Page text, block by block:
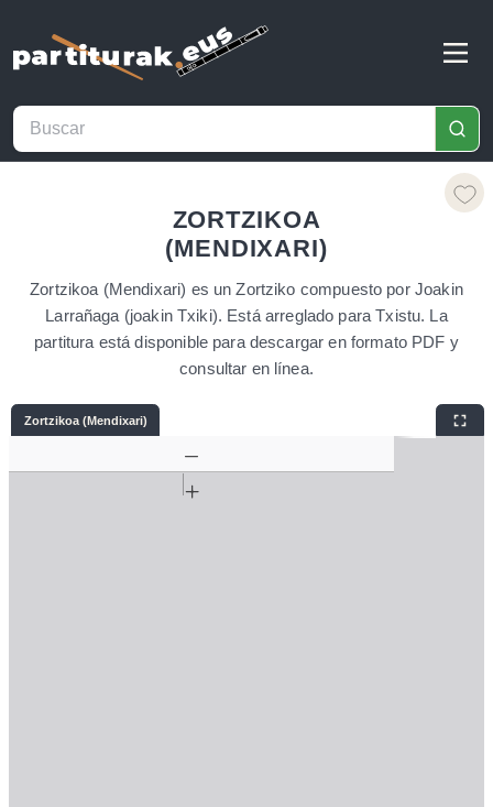
ZORTZIKOA
(MENDIXARI)
Zortzikoa (Mendixari) es un Zortziko compuesto por Joakin
Larrañaga (joakin Txiki). Está arreglado para Txistu. La
partitura está disponible para descargar en formato PDF y
consultar en línea.
Zortzikoa (Mendixari)